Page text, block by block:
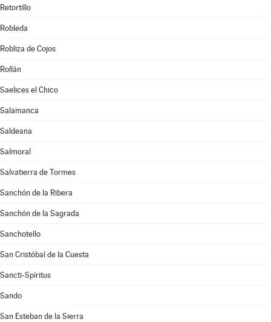
Retortillo
Robleda
Robliza de Cojos
Rollán
Saelices el Chico
Salamanca
Saldeana
Salmoral
Salvatierra de Tormes
Sanchón de la Ribera
Sanchón de la Sagrada
Sanchotello
San Cristóbal de la Cuesta
Sancti-Spíritus
Sando
San Esteban de la Sierra